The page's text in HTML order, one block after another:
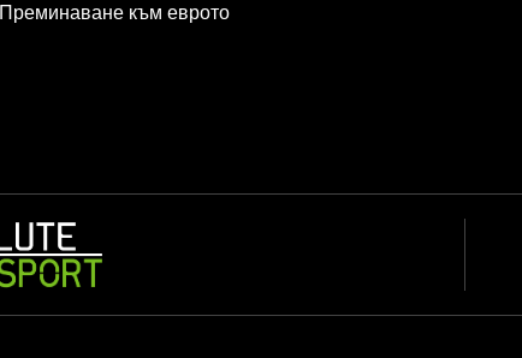
Преминаване към еврото